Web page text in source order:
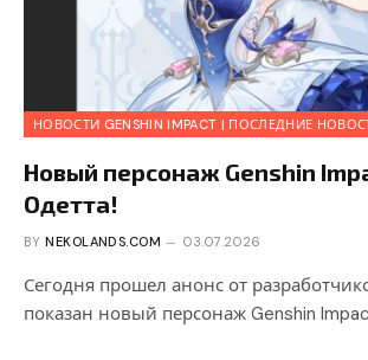
НОВОСТИ GENSHIN IMPACT | ПОСЛЕДНИЕ
Новый персонаж Genshin
Одетта!
BY NEKOLANDS.COM 03.07.2026
Сегодня прошел анонс от
показан новый персонаж Genshin